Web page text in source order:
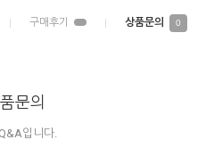
0
문의
입니다.